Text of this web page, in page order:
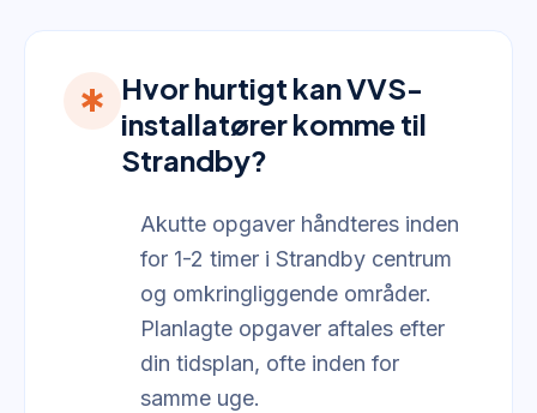
emergency
Hvor hurtigt kan VVS-
installatører komme til
Strandby?
Akutte opgaver håndteres inden
for 1-2 timer i Strandby centrum
og omkringliggende områder.
Planlagte opgaver aftales efter
din tidsplan, ofte inden for
samme uge.